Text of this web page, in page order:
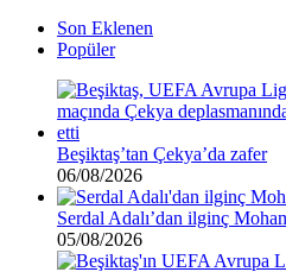
Son Eklenen
Popüler
Beşiktaş’tan Çekya’da zafer
06/08/2026
Serdal Adalı’dan ilginç
05/08/2026